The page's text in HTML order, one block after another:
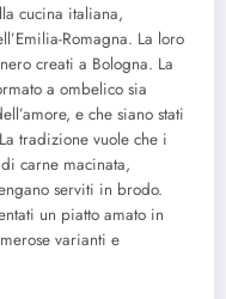
cucina italiana,
Romagna. La loro
creati a Bologna. La
a ombelico sia
e che siano stati
tradizione vuole che i
carne macinata,
serviti in brodo.
un piatto amato in
varianti e